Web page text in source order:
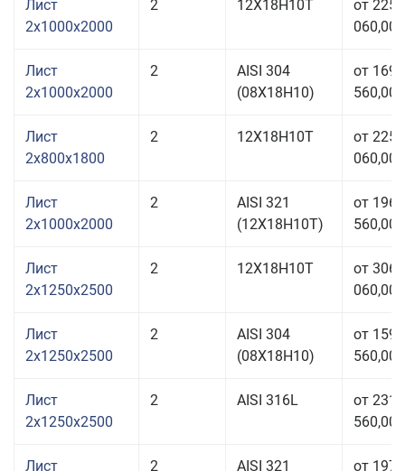
Лист
2x1000x2000
2 12Х18Н10Т
от 225
060,00
Лист
2x1000x2000
2
AISI 304
(08Х18Н10)
от 169
560,00
Лист
2x800x1800
2 12Х18Н10Т
от 225
060,00
Лист
2x1000x2000
2
AISI 321
(12Х18Н10Т)
от 196
560,00
Лист
2x1250x2500
2 12Х18Н10Т
от 306
060,00
Лист
2x1250x2500
2
AISI 304
(08Х18Н10)
от 159
560,00
Лист
2x1250x2500
2 AISI 316L
от 231
560,00
Лист
2
AISI 321
от 197